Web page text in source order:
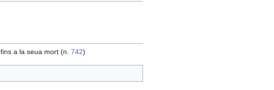
fins a la seua mort (n.742)